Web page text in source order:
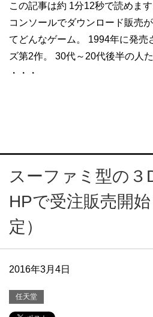
この記事は約 1分12秒で読めま
コンソールでダウンロード販売
てどんなゲーム。 1994年に発売
ズ第2作。 30代～20代後半の人
・・・
スーファミ型の３
HPで受注販売開
定）
2016年3月4日
任天堂